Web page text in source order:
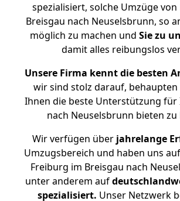
spezialisiert, solche Umzüge
Breisgau nach Neuselsbrunn, so
möglich zu machen und Sie zu
damit alles reibungslos
Unsere Firma kennt die besten
wir sind stolz darauf, behaupten
Ihnen die beste Unterstützung für
nach Neuselsbrunn bieten zu
Wir verfügen überjahrelange
Umzugsbereich und haben uns
Freiburg im Breisgau nach
unter anderem auf
spezialisiert. Unser Netzwerk